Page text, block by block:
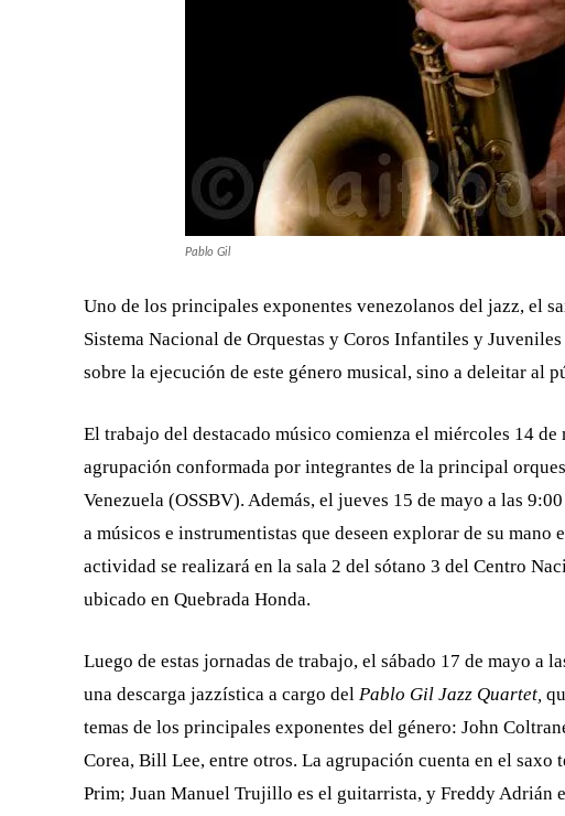
Pablo Gil
Uno de los principales exponentes venezolanos del jazz, el
Sistema Nacional de Orquestas y Coros Infantiles y
sobre la ejecución de este género musical, sino a deleitar al
El trabajo del destacado músico comienza el miércoles 14 de
agrupación conformada por integrantes de la principal
Venezuela (OSSBV). Además, el jueves 15 de mayo a las
a músicos e instrumentistas que deseen explorar de su
actividad se realizará en la sala 2 del sótano 3 del Centro
ubicado en Quebrada Honda.
Luego de estas jornadas de trabajo, el sábado 17 de mayo a
una descarga jazzística a cargo del Pablo Gil Jazz Quartet,
temas de los principales exponentes del género: John
Corea, Bill Lee, entre otros. La agrupación cuenta en el
Prim; Juan Manuel Trujillo es el guitarrista, y Freddy Adrián